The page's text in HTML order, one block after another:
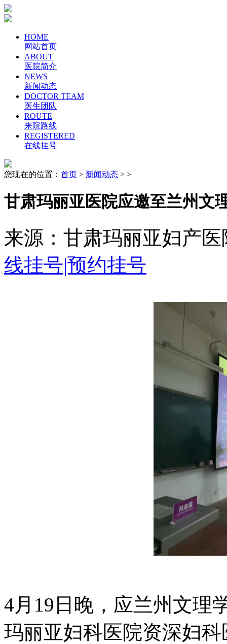
HOME
网站首页
ABOUT
医院简介
NEWS
新闻动态
DOCTOR TEAM
医生团队
ROUTE
来院路线
REGISTERED
在线挂号
您现在的位置： 首页 > 新闻动态 > >
甘肃玛丽亚医院应邀至兰州文
来源：甘肃玛丽亚妇产
线挂号|预约挂号
4月19日晚，应兰州文理
玛丽亚妇科医院资深妇